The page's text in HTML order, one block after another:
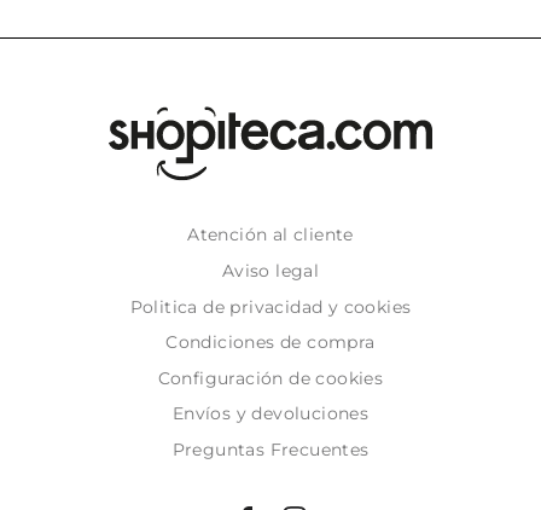
Atención al cliente
Aviso legal
Politica de privacidad y cookies
Condiciones de compra
Configuración de cookies
Envíos y devoluciones
Preguntas Frecuentes